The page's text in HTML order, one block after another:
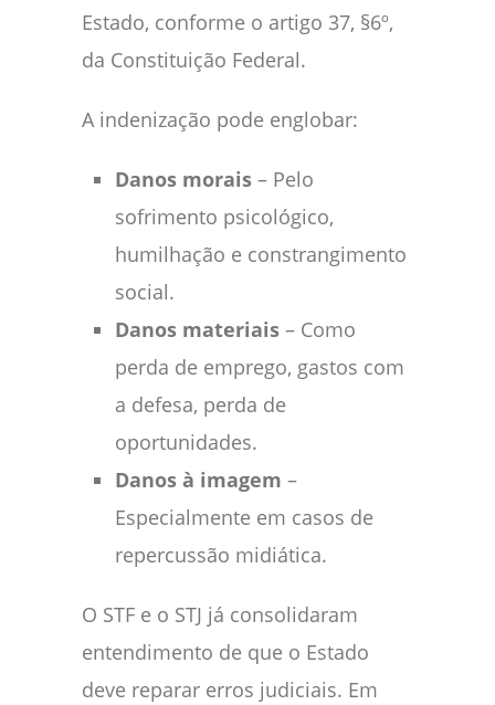
Estado, conforme o artigo 37, §6º,
da Constituição Federal.
A indenização pode englobar:
Danos morais – Pelo
sofrimento psicológico,
humilhação e constrangimento
social.
Danos materiais – Como
perda de emprego, gastos com
a defesa, perda de
oportunidades.
Danos à imagem –
Especialmente em casos de
repercussão midiática.
O STF e o STJ já consolidaram
entendimento de que o Estado
deve reparar erros judiciais. Em